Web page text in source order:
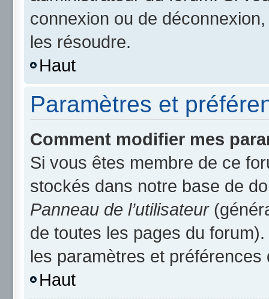
connexion ou de
les résoudre.
Haut
Paramètres et
Comment modifier mes
Si vous êtes membre de ce
stockés dans notre base de
Panneau de l’utilisateur
de toutes les pages du
les paramètres et préférences
Haut